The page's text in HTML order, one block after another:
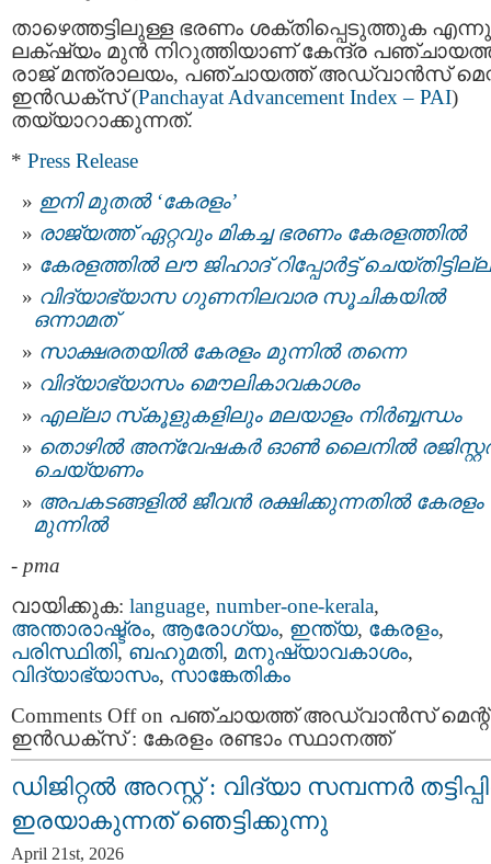
താഴെത്തട്ടിലുള്ള ഭരണം ശക്തിപ്പെടുത്തുക
ലക്‌ഷ്യം മുൻ നിറുത്തിയാണ് കേന്ദ്ര
രാജ് മന്ത്രാലയം, പഞ്ചായത്ത് അഡ്വാൻസ്
ഇൻഡക്സ് (Panchayat Advancement Index – PAI)
തയ്യാറാക്കുന്നത്.
* Press Release
ഇനി മുതൽ ‘കേരളം’
രാജ്യത്ത് ഏറ്റവും മികച്ച ഭരണം കേരളത്തിൽ
കേരളത്തില്‍ ലൗ ജിഹാദ് റിപ്പോര്‍ട്ട് ചെയ്തിട്ടില്ല
വിദ്യാഭ്യാസ ഗുണനിലവാര സൂചികയില്‍
ഒന്നാമത്
സാക്ഷരതയില്‍ കേരളം മുന്നില്‍ തന്നെ
വിദ്യാഭ്യാസം മൌലികാവകാശം
എല്ലാ സ്‌കൂളുകളിലും മലയാളം നിര്‍ബ്ബന്ധം
തൊഴില്‍ അന്വേഷകര്‍ ഓൺ ലൈനില്‍
ചെയ്യണം
അപകടങ്ങളിൽ ജീവൻ രക്ഷിക്കുന്നതിൽ കേരളം
മുന്നിൽ
- pma
വായിക്കുക: language, number-one-kerala,
അന്താരാഷ്ട്രം, ആരോഗ്യം, ഇന്ത്യ, കേരളം,
പരിസ്ഥിതി,ബഹുമതി, മനുഷ്യാവകാശം,
വിദ്യാഭ്യാസം, സാങ്കേതികം
Comments Offon പഞ്ചായത്ത് അഡ്വാൻസ് മെന്റ്
ഇൻഡക്സ് : കേരളം രണ്ടാം സ്ഥാനത്ത്
ഡിജിറ്റൽ അറസ്റ്റ് : വിദ്യാ സമ്പന്നർ
ഇരയാകുന്നത്‌ ഞെട്ടിക്കുന്നു
April 21st, 2026